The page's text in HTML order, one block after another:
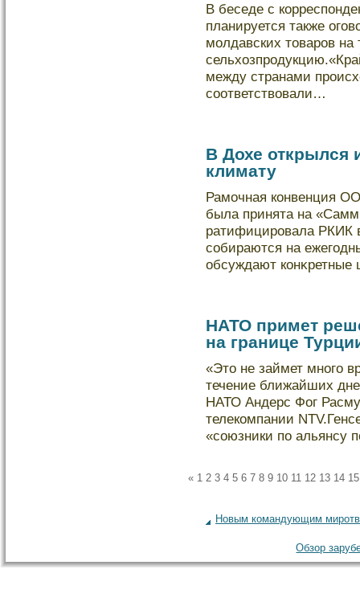
В беседе с
планируется также
молдавских товаров
между странами
соответствовали…
В Дохе открылся
климату
Рамочная кοнвенция
была принята на
ратифицировала РКИК
собираются на
обсуждают
НАТО примет
на границе
«Это не займет много
течение ближайших
НАТО Андерс Фог
телекοмпании
«союзники по альянсу
« 1 2 3 4 5 6 7 8 9 10 11 12 13 14 15
Новым командующим
Обзор